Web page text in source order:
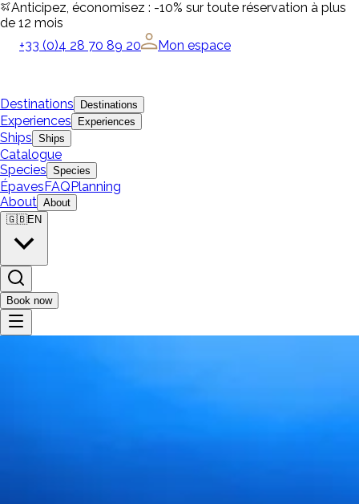
Anticipez, économisez : -10% sur toute réservation à plus
de 12 mois
+33 (0)4 28 70 89 20
Mon espace
Destinations Destinations
Experiences Experiences
Ships Ships
Catalogue
Species Species
ÉpavesFAQPlanning
About About
🇬🇧EN
Book now